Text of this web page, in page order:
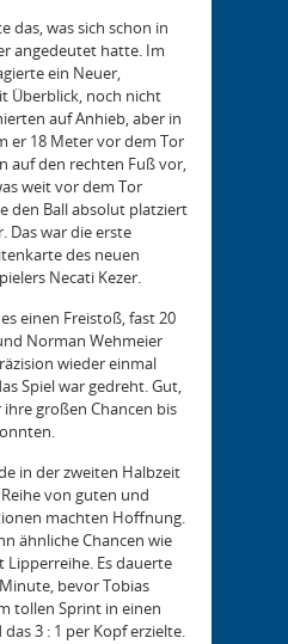
das, was sich schon in
angedeutet hatte. Im
ein Neuer,
Überblick, noch nicht
auf Anhieb, aber in
er 18 Meter vor dem Tor
auf den rechten Fuß vor,
weit vor dem Tor
den Ball absolut platziert
Das war die erste
des neuen
Necati Kezer.
einen Freistoß, fast 20
Norman Wehmeier
wieder einmal
Spiel war gedreht. Gut,
großen Chancen bis
in der zweiten Halbzeit
von guten und
machten Hoffnung.
ähnliche Chancen wie
Lipperreihe. Es dauerte
bevor Tobias
tollen Sprint in einen
3 : 1 per Kopf erzielte.